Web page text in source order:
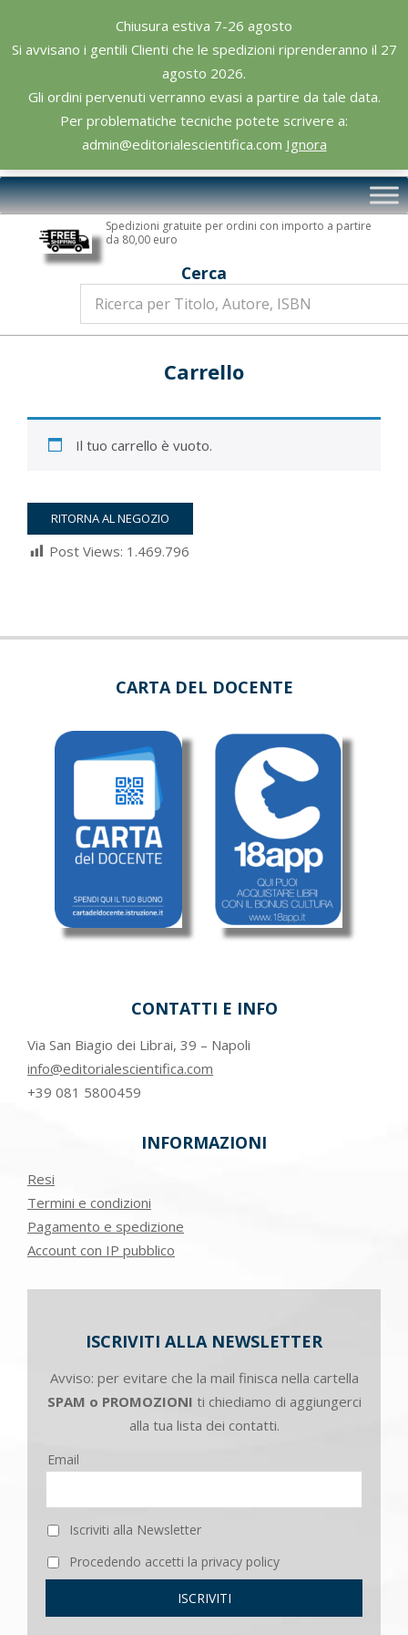
Chiusura estiva 7-26 agosto
Si avvisano i gentili Clienti che le spedizioni riprenderanno il 27
agosto 2026.
Gli ordini pervenuti verranno evasi a partire da tale data.
Per problematiche tecniche potete scrivere a:
admin@editorialescientifica.com Ignora
content
Editoriale
Scientifica
Primary
Navigation
Spedizioni gratuite per ordini con importo a partire
da 80,00 euro
Cerca
Carrello
Il tuo carrello è vuoto.
RITORNA AL NEGOZIO
Post Views: 1.469.796
03-
CARTA DEL DOCENTE
CONTATTI E INFO
Via San Biagio dei Librai, 39 – Napoli
info@editorialescientifica.com
+39 081 5800459
INFORMAZIONI
Resi
Termini e condizioni
Pagamento e spedizione
Account con IP pubblico
ISCRIVITI ALLA NEWSLETTER
Avviso: per evitare che la mail finisca nella cartella
SPAM o PROMOZIONI ti chiediamo di aggiungerci
alla tua lista dei contatti.
Email
Iscriviti alla Newsletter
Procedendo accetti la privacy policy